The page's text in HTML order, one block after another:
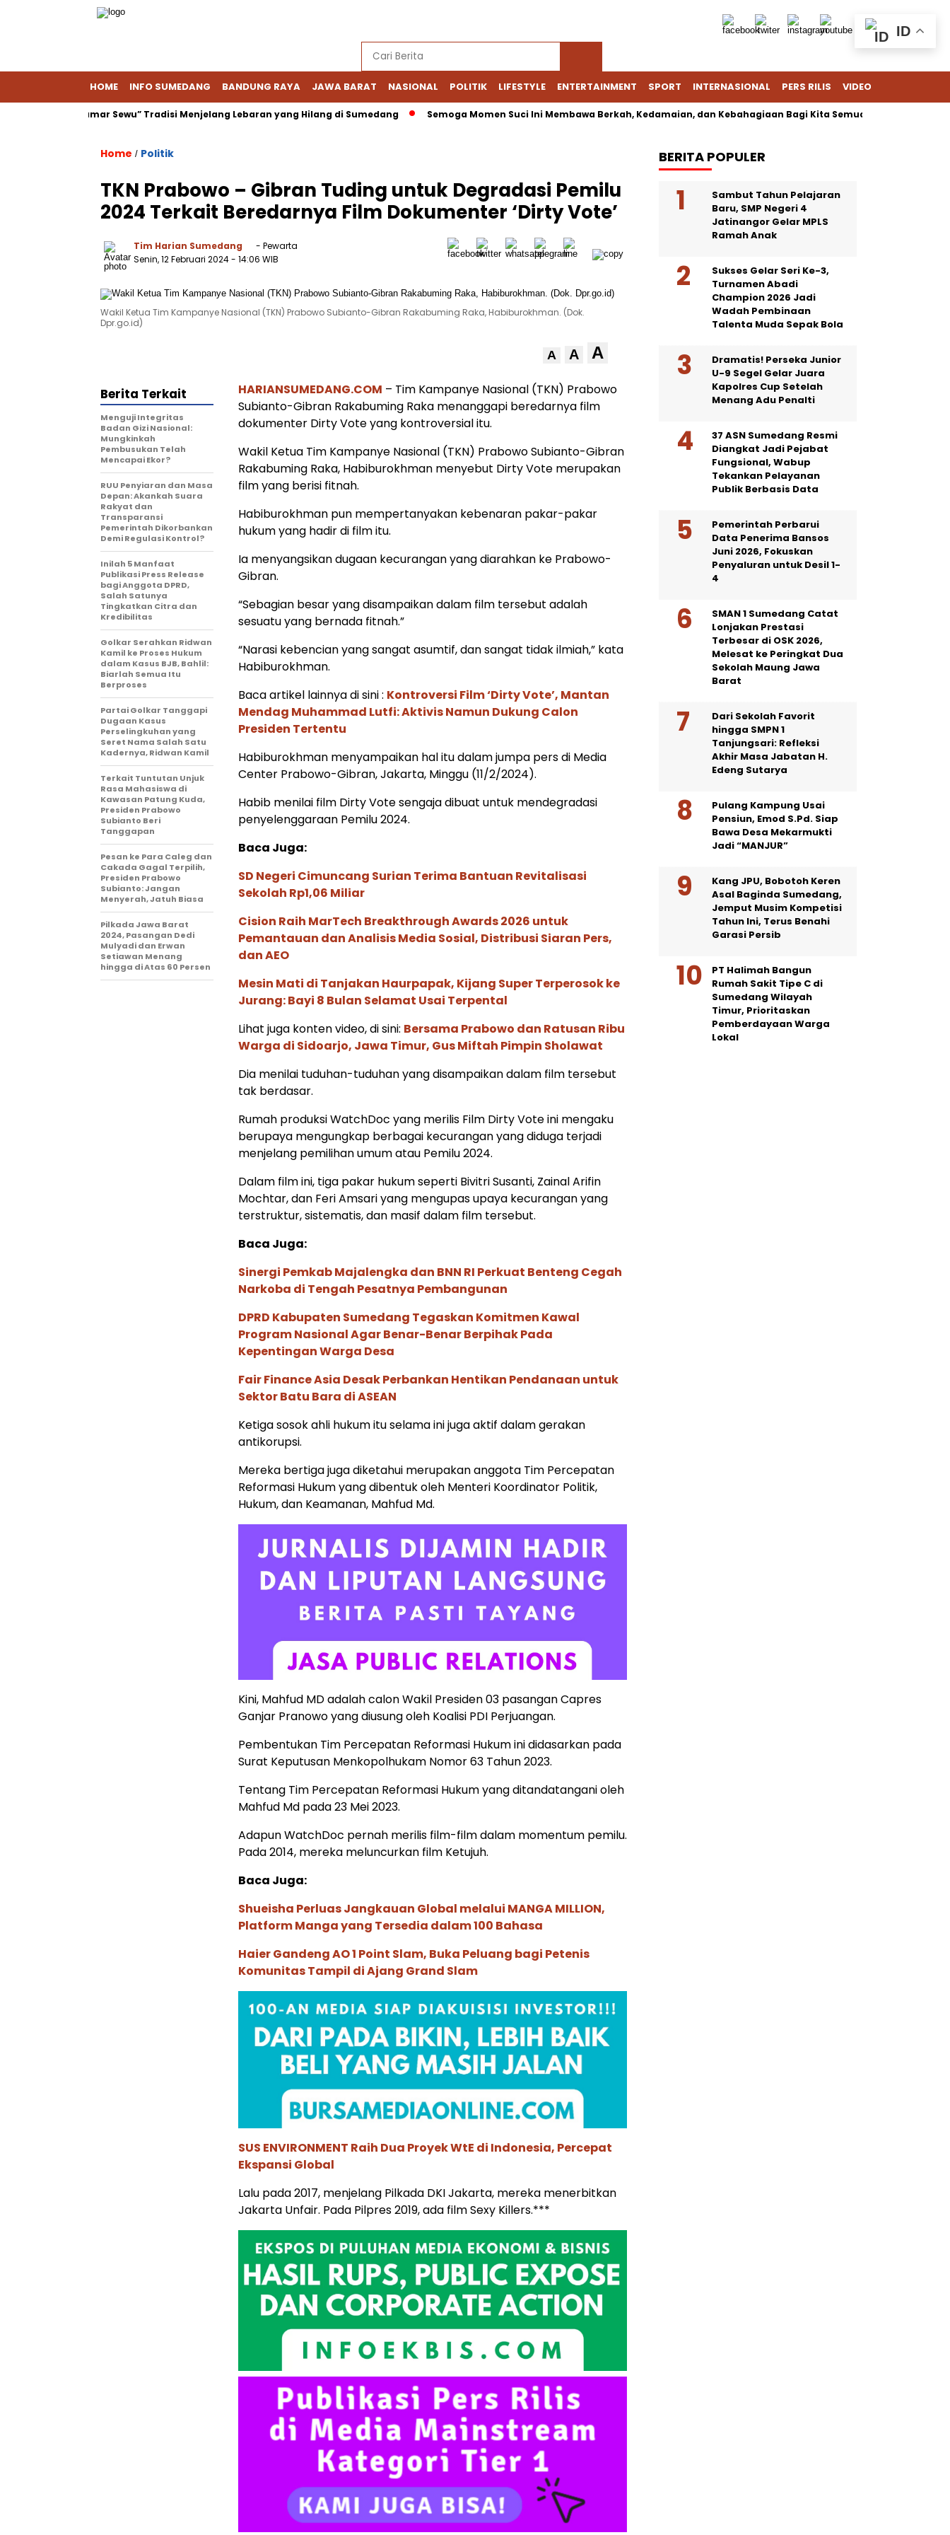
HOME INFO SUMEDANG BANDUNG RAYA JAWA BARAT NASIONAL POLITIK LIFESTYLE ENTERTAINMENT SPORT INTERNASIONAL PERS RILIS VIDEO
Damar Sewu” Tradisi Menjelang Lebaran yang Hilang di Sumedang Semoga Momen Suci Ini Membawa Berkah, Kedamaian, dan Kebahagiaan Bagi Kita Semua Kementerian Luar
Home / Politik
TKN Prabowo – Gibran Tuding untuk Degradasi Pemilu
2024 Terkait Beredarnya Film Dokumenter ‘Dirty Vote’
Tim Harian Sumedang
- Pewarta
Senin, 12 Februari 2024- 14:06 WIB
Wakil Ketua Tim Kampanye Nasional (TKN) Prabowo Subianto-Gibran Rakabuming Raka, Habiburokhman. (Dok.
Dpr.go.id)
A A A
HARIANSUMEDANG.COM – Tim Kampanye Nasional (TKN) Prabowo
Subianto-Gibran Rakabuming Raka menanggapi beredarnya film
dokumenter Dirty Vote yang kontroversial itu.
Wakil Ketua Tim Kampanye Nasional (TKN) Prabowo Subianto-Gibran
Rakabuming Raka, Habiburokhman menyebut Dirty Vote merupakan
film yang berisi fitnah.
Habiburokhman pun mempertanyakan kebenaran pakar-pakar
hukum yang hadir di film itu.
Ia menyangsikan dugaan kecurangan yang diarahkan ke Prabowo-
Gibran.
“Sebagian besar yang disampaikan dalam film tersebut adalah
sesuatu yang bernada fitnah.”
“Narasi kebencian yang sangat asumtif, dan sangat tidak ilmiah,” kata
Habiburokhman.
Baca artikel lainnya di sini : Kontroversi Film ‘Dirty Vote’, Mantan
Mendag Muhammad Lutfi: Aktivis Namun Dukung Calon
Presiden Tertentu
Habiburokhman menyampaikan hal itu dalam jumpa pers di Media
Center Prabowo-Gibran, Jakarta, Minggu (11/2/2024).
Habib menilai film Dirty Vote sengaja dibuat untuk mendegradasi
penyelenggaraan Pemilu 2024.
Baca Juga:
SD Negeri Cimuncang Surian Terima Bantuan Revitalisasi
Sekolah Rp1,06 Miliar
Cision Raih MarTech Breakthrough Awards 2026 untuk
Pemantauan dan Analisis Media Sosial, Distribusi Siaran Pers,
dan AEO
Mesin Mati di Tanjakan Haurpapak, Kijang Super Terperosok ke
Jurang: Bayi 8 Bulan Selamat Usai Terpental
Lihat juga konten video, di sini: Bersama Prabowo dan Ratusan Ribu
Warga di Sidoarjo, Jawa Timur, Gus Miftah Pimpin Sholawat
Dia menilai tuduhan-tuduhan yang disampaikan dalam film tersebut
tak berdasar.
Rumah produksi WatchDoc yang merilis Film Dirty Vote ini mengaku
berupaya mengungkap berbagai kecurangan yang diduga terjadi
menjelang pemilihan umum atau Pemilu 2024.
Dalam film ini, tiga pakar hukum seperti Bivitri Susanti, Zainal Arifin
Mochtar, dan Feri Amsari yang mengupas upaya kecurangan yang
terstruktur, sistematis, dan masif dalam film tersebut.
Baca Juga:
Sinergi Pemkab Majalengka dan BNN RI Perkuat Benteng Cegah
Narkoba di Tengah Pesatnya Pembangunan
DPRD Kabupaten Sumedang Tegaskan Komitmen Kawal
Program Nasional Agar Benar-Benar Berpihak Pada
Kepentingan Warga Desa
Fair Finance Asia Desak Perbankan Hentikan Pendanaan untuk
Sektor Batu Bara di ASEAN
Ketiga sosok ahli hukum itu selama ini juga aktif dalam gerakan
antikorupsi.
Mereka bertiga juga diketahui merupakan anggota Tim Percepatan
Reformasi Hukum yang dibentuk oleh Menteri Koordinator Politik,
Hukum, dan Keamanan, Mahfud Md.
Kini, Mahfud MD adalah calon Wakil Presiden 03 pasangan Capres
Ganjar Pranowo yang diusung oleh Koalisi PDI Perjuangan.
Pembentukan Tim Percepatan Reformasi Hukum ini didasarkan pada
Surat Keputusan Menkopolhukam Nomor 63 Tahun 2023.
Tentang Tim Percepatan Reformasi Hukum yang ditandatangani oleh
Mahfud Md pada 23 Mei 2023.
Adapun WatchDoc pernah merilis film-film dalam momentum pemilu.
Pada 2014, mereka meluncurkan film Ketujuh.
Baca Juga:
Shueisha Perluas Jangkauan Global melalui MANGA MILLION,
Platform Manga yang Tersedia dalam 100 Bahasa
Haier Gandeng AO 1 Point Slam, Buka Peluang bagi Petenis
Komunitas Tampil di Ajang Grand Slam
SUS ENVIRONMENT Raih Dua Proyek WtE di Indonesia, Percepat
Ekspansi Global
Lalu pada 2017, menjelang Pilkada DKI Jakarta, mereka menerbitkan
Jakarta Unfair. Pada Pilpres 2019, ada film Sexy Killers.***
Berita Terkait
Menguji Integritas
Badan Gizi Nasional:
Mungkinkah
Pembusukan Telah
Mencapai Ekor?
RUU Penyiaran dan Masa
Depan: Akankah Suara
Rakyat dan
Transparansi
Pemerintah Dikorbankan
Demi Regulasi Kontrol?
Inilah 5 Manfaat
Publikasi Press Release
bagi Anggota DPRD,
Salah Satunya
Tingkatkan Citra dan
Kredibilitas
Golkar Serahkan Ridwan
Kamil ke Proses Hukum
dalam Kasus BJB, Bahlil:
Biarlah Semua Itu
Berproses
Partai Golkar Tanggapi
Dugaan Kasus
Perselingkuhan yang
Seret Nama Salah Satu
Kadernya, Ridwan Kamil
Terkait Tuntutan Unjuk
Rasa Mahasiswa di
Kawasan Patung Kuda,
Presiden Prabowo
Subianto Beri
Tanggapan
Pesan ke Para Caleg dan
Cakada Gagal Terpilih,
Presiden Prabowo
Subianto: Jangan
Menyerah, Jatuh Biasa
Pilkada Jawa Barat
2024, Pasangan Dedi
Mulyadi dan Erwan
Setiawan Menang
hingga di Atas 60 Persen
BERITA POPULER
Sambut Tahun Pelajaran
Baru, SMP Negeri 4
Jatinangor Gelar MPLS
Ramah Anak
Sukses Gelar Seri Ke-3,
Turnamen Abadi
Champion 2026 Jadi
Wadah Pembinaan
Talenta Muda Sepak Bola
Dramatis! Perseka Junior
U-9 Segel Gelar Juara
Kapolres Cup Setelah
Menang Adu Penalti
37 ASN Sumedang Resmi
Diangkat Jadi Pejabat
Fungsional, Wabup
Tekankan Pelayanan
Publik Berbasis Data
Pemerintah Perbarui
Data Penerima Bansos
Juni 2026, Fokuskan
Penyaluran untuk Desil 1-
4
SMAN 1 Sumedang Catat
Lonjakan Prestasi
Terbesar di OSK 2026,
Melesat ke Peringkat Dua
Sekolah Maung Jawa
Barat
Dari Sekolah Favorit
hingga SMPN 1
Tanjungsari: Refleksi
Akhir Masa Jabatan H.
Edeng Sutarya
Pulang Kampung Usai
Pensiun, Emod S.Pd. Siap
Bawa Desa Mekarmukti
Jadi “MANJUR”
Kang JPU, Bobotoh Keren
Asal Baginda Sumedang,
Jemput Musim Kompetisi
Tahun Ini, Terus Benahi
Garasi Persib
PT Halimah Bangun
Rumah Sakit Tipe C di
Sumedang Wilayah
Timur, Prioritaskan
Pemberdayaan Warga
Lokal
ID